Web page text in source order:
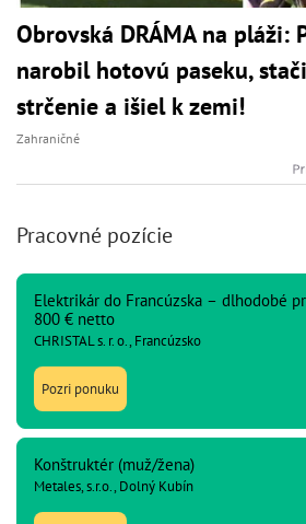
Obrovská DRÁMA na pláži:
narobil hotovú paseku,
strčenie a išiel k zemi!
Zahraničné
Pracovné pozície
Elektrikár do Francúzska – dlhodobé
800 € netto
CHRISTAL s. r. o., Francúzsko
Pozri ponuku
Konštruktér (muž/žena)
Metales, s.r.o., Dolný Kubín